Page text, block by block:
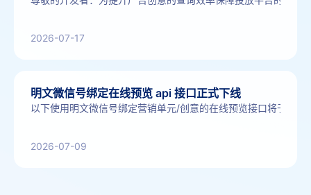
2026-07-17
明文微信号绑定在线预览 api 接口正式下线
以下使用明文微信号绑定营销单元/创意的在线预览接口将于
2026-07-09